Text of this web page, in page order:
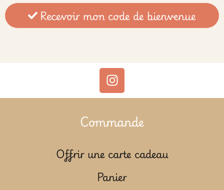
Recevoir mon code de bienvenue
Commande
Offrir une carte cadeau
Panier